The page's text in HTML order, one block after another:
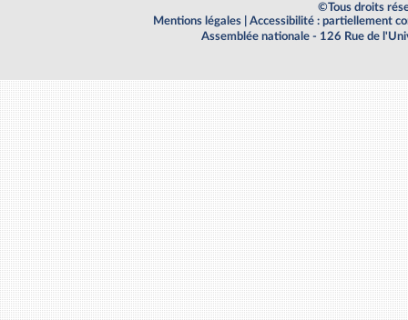
©Tous droits
Mentions légales
Accessibilité : partiellement
Assemblée nationale - 126 Rue de